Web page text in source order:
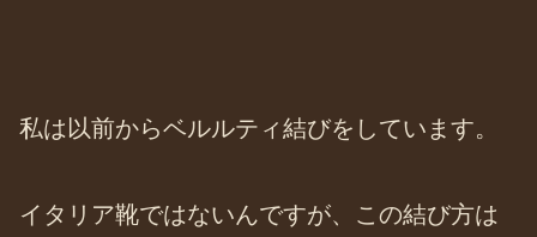
私は以前からベルルティ結びをしています。
イタリア靴ではないんですが、この結び方は